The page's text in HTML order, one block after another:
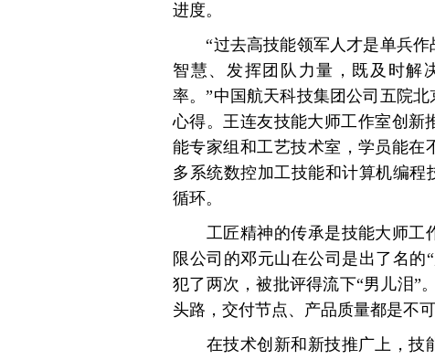
进度。
“过去高技能领军人才是单兵作
智慧、发挥团队力量，既及时解
率。”中国航天科技集团公司五院
心得。王连友技能大师工作室创新
能专家组和工艺技术室，学员能在
多系统数控加工技能和计算机编程
循环。
工匠精神的传承是技能大师工
限公司的邓元山在公司是出了名
犯了两次，被批评得流下“男儿泪”
头路，交付节点、产品质量都是不
在技术创新和新技推广上，技